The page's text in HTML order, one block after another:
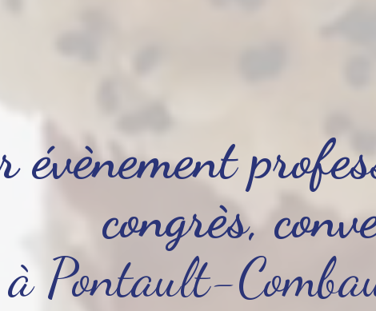
évènement
congrès,
à Pontault-